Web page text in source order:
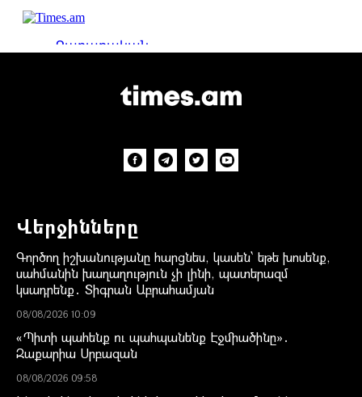
Վերջինները
Գործող իշխանությանը հարցնես, կասեն՝ եթե խոսենք,
սահմանին խաղաղություն չի լինի, պատերազմ
կսադրենք․ Տիգրան Աբրահամյան
08/08/2026 10:09
«Պիտի պահենք ու պահպանենք Էջմիածինը»․
Զաքարիա Սրբազան
08/08/2026 09:58